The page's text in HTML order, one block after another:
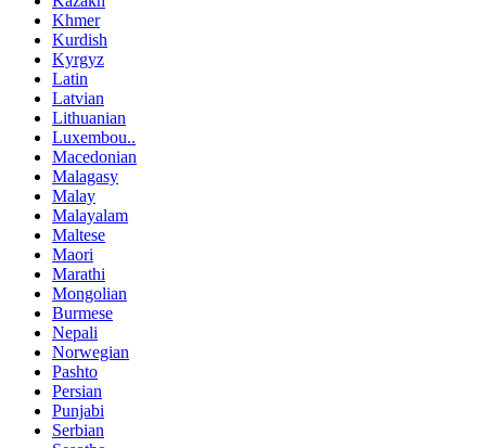
Khmer
Kurdish
Kyrgyz
Latin
Latvian
Lithuanian
Luxembou..
Macedonian
Malagasy
Malay
Malayalam
Maltese
Maori
Marathi
Mongolian
Burmese
Nepali
Norwegian
Pashto
Persian
Punjabi
Serbian